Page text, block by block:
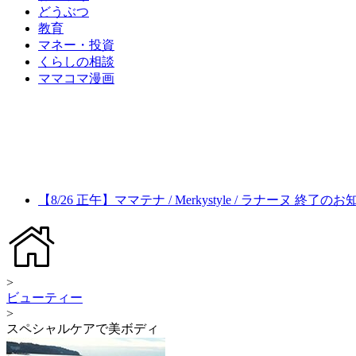
どうぶつ
教育
マネー・投資
くらしの相談
ママコマ漫画
【8/26 正午】ママテナ / Merkystyle / ラナーヌ 終了のお
>
ビューティー
>
スペシャルケアで美ボディ